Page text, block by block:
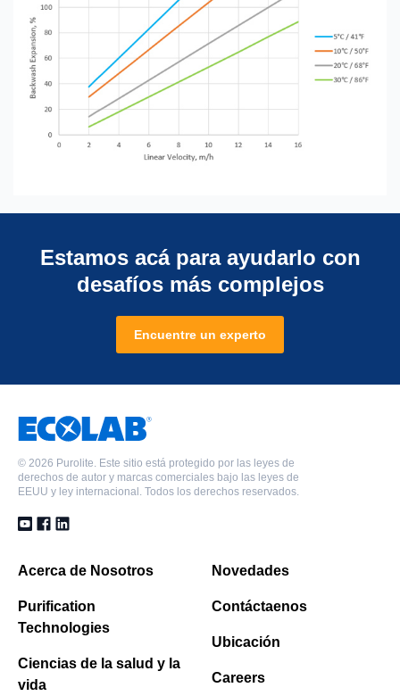
Estamos acá para ayudarlo con
desafíos más complejos
Encuentre un experto
© 2026 Purolite. Este sitio está protegido por las leyes de
derechos de autor y marcas comerciales bajo las leyes de
EEUU y ley internacional. Todos los derechos reservados.
Acerca de Nosotros
Purification
Technologies
Ciencias de la salud y la
vida
Novedades
Contáctaenos
Ubicación
Careers